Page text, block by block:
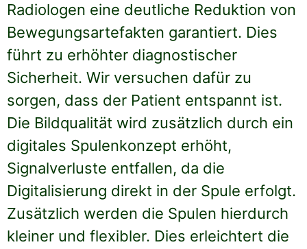
Radiologen eine deutliche Reduktion von
Bewegungsartefakten garantiert. Dies
führt zu erhöhter diagnostischer
Sicherheit. Wir versuchen dafür zu
sorgen, dass der Patient entspannt ist.
Die Bildqualität wird zusätzlich durch ein
digitales Spulenkonzept erhöht,
Signalverluste entfallen, da die
Digitalisierung direkt in der Spule erfolgt.
Zusätzlich werden die Spulen hierdurch
kleiner und flexibler. Dies erleichtert die